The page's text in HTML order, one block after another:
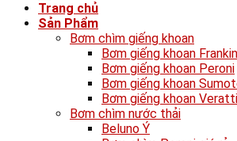
Trang chủ
Sản Phẩm
Bơm chìm giếng khoan
Bơm giếng khoan
Bơm giếng khoan Peroni
Bơm giếng khoan
Bơm giếng khoan Veratti
Bơm chìm nước thải
Beluno Ý